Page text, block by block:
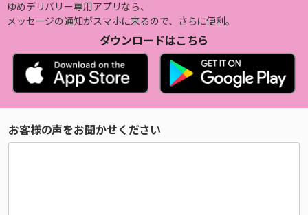
ゆめデリバリー専用アプリなら、
メッセージの通知がスマホに来るので、さらに便利。
ダウンロードはこちら
お客様の声をお聞かせください